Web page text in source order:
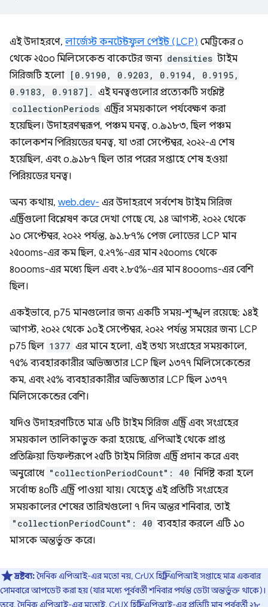
এই উদাহরণে,লার্জেস্ট কনটেন্টফুল পেইন্ট (LCP) মেট্রিকের ০
থেকে ২৫০০ মিলিসেকেন্ড বাকেটের জন্য densities টাইম
সিরিজটি হলো [0.9190, 0.9203, 0.9194, 0.9195,
0.9183, 0.9187]. এই ঘনত্বগুলোর প্রত্যেকটি সংশ্লিষ্ট
collectionPeriods এন্ট্রির সময়কালে পর্যবেক্ষণ করা
হয়েছিল। উদাহরণস্বরূপ, পঞ্চম ঘনত্ব, ০.৯১৮৩, ছিল পঞ্চম
কালেকশন পিরিয়ডের ঘনত্ব, যা ৩রা সেপ্টেম্বর, ২০২২-এ শেষ
হয়েছিল, এবং ০.৯১৮৭ ছিল তার পরের সপ্তাহে শেষ হওয়া
পিরিয়ডের ঘনত্ব।
অন্য কথায়, web.dev- এর উদাহরণে সর্বশেষ টাইম সিরিজ
এন্ট্রিগুলো বিশ্লেষণ করে দেখা গেছে যে, ১৪ আগস্ট, ২০২২ থেকে
১০ সেপ্টেম্বর, ২০২২ পর্যন্ত, ৯১.৮৭% পেজ লোডের LCP মান
২৫০০ms-এর কম ছিল, ৫.২৭%-এর মান ২৫০০ms থেকে
৪০০০ms-এর মধ্যে ছিল এবং ২.৮৫%-এর মান ৪০০০ms-এর বেশি
ছিল।
একইভাবে, p75 মানগুলোর জন্য একটি সময়-শৃঙ্খল রয়েছে: ১৪ই
আগস্ট, ২০২২ থেকে ১০ই সেপ্টেম্বর, ২০২২ পর্যন্ত সময়ের জন্য LCP
p75 ছিল 1377 এর মানে হলো, এই তথ্য সংগ্রহের সময়কালে,
৭৫% ব্যবহারকারীর অভিজ্ঞতার LCP ছিল ১৩৭৭ মিলিসেকেন্ডের
কম, এবং ২৫% ব্যবহারকারীর অভিজ্ঞতার LCP ছিল ১৩৭৭
মিলিসেকেন্ডের বেশি।
যদিও উদাহরণটিতে মাত্র ৬টি টাইম সিরিজ এন্ট্রি এবং সংগ্রহের
সময়কাল তালিকাভুক্ত করা হয়েছে, এপিআই থেকে প্রাপ্ত
প্রতিক্রিয়া ডিফল্টরূপে ২৫টি টাইম সিরিজ এন্ট্রি প্রদান করে এবং
অনুরোধে "collectionPeriodCount": 40 নির্দিষ্ট করা হলে
সর্বোচ্চ ৪০টি এন্ট্রি পাওয়া যায়। যেহেতু এই প্রতিটি সংগ্রহের
সময়কালের শেষের তারিখগুলো ৭ দিন অন্তর শনিবার, তাই
"collectionPeriodCount": 40 ব্যবহার করলে এটি ১০
মাসকে অন্তর্ভুক্ত করে।
দ্রষ্টব্য:দৈনিক এপিআই-এর মতো নয়, CrUX হিস্ট্রি এপিআই সপ্তাহে মাত্র একবার
সোমবারে আপডেট করা হয় (যার মধ্যে পূর্ববর্তী শনিবার পর্যন্ত ডেটা অন্তর্ভুক্ত থাকে)।
তবে, দৈনিক এপিআই-এর মতোই, CrUX হিস্ট্রি এপিআই-এর প্রতিটি মান পূর্ববর্তী ২৮